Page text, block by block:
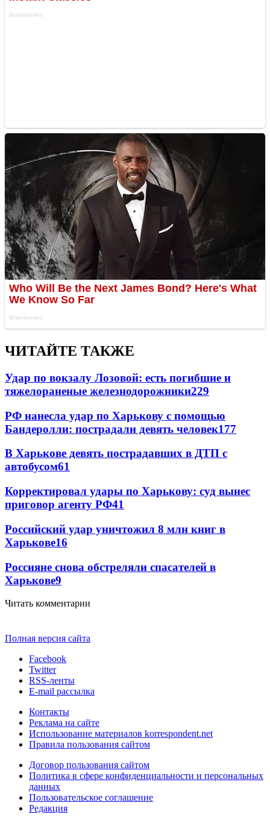
ЧИТАЙТЕ ТАКЖЕ
Удар по вокзалу Лозовой: есть погибшие и
тяжелораненые железнодорожники229
РФ нанесла удар по Харькову с помощью
Бандеролли: пострадали девять человек177
В Харькове девять пострадавших в ДТП с
автобусом61
Корректировал удары по Харькову: суд вынес
приговор агенту РФ41
Российский удар уничтожил 8 млн книг в
Харькове16
Россияне снова обстреляли спасателей в
Харькове9
Читать комментарии
Полная версия сайта
Facebook
Twitter
RSS-ленты
E-mail рассылка
Контакты
Реклама на сайте
Использование материалов korrespondent.net
Правила пользования сайтом
Договор пользования сайтом
Политика в сфере конфиденциальности и персональных
данных
Пользовательское соглашение
Редакция